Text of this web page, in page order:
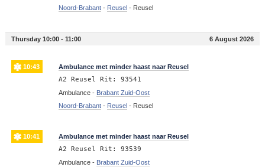
Noord-Brabant- Reusel - Reusel
Thursday 10:00 - 11:00 6 August 2026
10:43 Ambulance met minder haast naar Reusel
A2 Reusel Rit: 93541
Ambulance - Brabant Zuid-Oost
Noord-Brabant- Reusel - Reusel
10:41 Ambulance met minder haast naar Reusel
A2 Reusel Rit: 93539
Ambulance - Brabant Zuid-Oost